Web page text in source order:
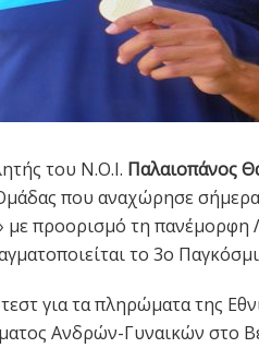
του Ν.Ο.Ι. Παλαιοπάνος
που αναχώρησε
με προορισμό τη
το 3ο
για τα πληρώματα της
Ανδρών-Γυναικών στο